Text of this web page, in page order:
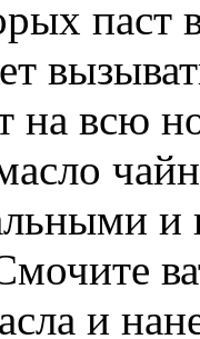
паст
на всю
и